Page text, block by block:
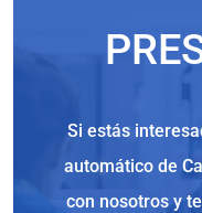
Si estás
automático de
con nosotros y